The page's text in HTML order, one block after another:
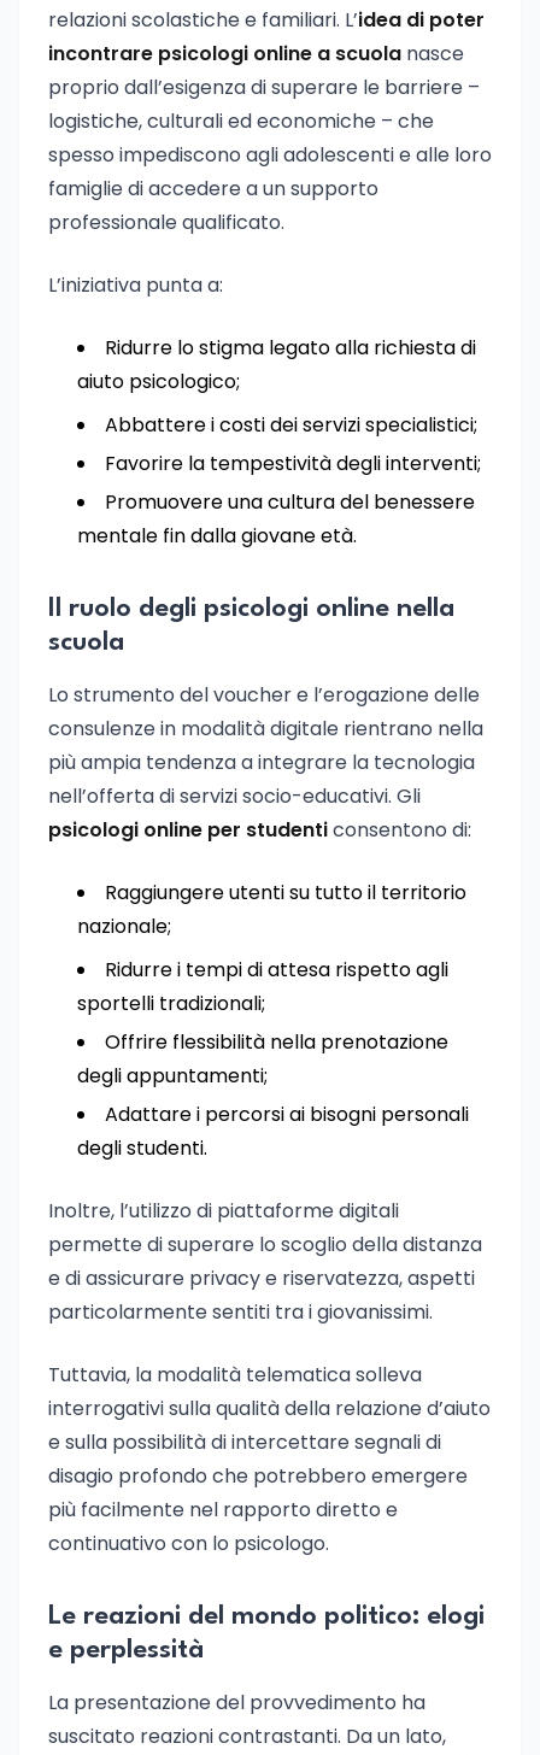
relazioni scolastiche e familiari. L’idea di poter
incontrare psicologi online a scuola nasce
proprio dall’esigenza di superare le barriere –
logistiche, culturali ed economiche – che
spesso impediscono agli adolescenti e alle loro
famiglie di accedere a un supporto
professionale qualificato.
L’iniziativa punta a:
Ridurre lo stigma legato alla richiesta di
aiuto psicologico;
Abbattere i costi dei servizi specialistici;
Favorire la tempestività degli interventi;
Promuovere una cultura del benessere
mentale fin dalla giovane età.
Il ruolo degli psicologi online nella
scuola
Lo strumento del voucher e l’erogazione delle
consulenze in modalità digitale rientrano nella
più ampia tendenza a integrare la tecnologia
nell’offerta di servizi socio-educativi. Gli
psicologi online per studenticonsentono di:
Raggiungere utenti su tutto il territorio
nazionale;
Ridurre i tempi di attesa rispetto agli
sportelli tradizionali;
Offrire flessibilità nella prenotazione
degli appuntamenti;
Adattare i percorsi ai bisogni personali
degli studenti.
Inoltre, l’utilizzo di piattaforme digitali
permette di superare lo scoglio della distanza
e di assicurare privacy e riservatezza, aspetti
particolarmente sentiti tra i giovanissimi.
Tuttavia, la modalità telematica solleva
interrogativi sulla qualità della relazione d’aiuto
e sulla possibilità di intercettare segnali di
disagio profondo che potrebbero emergere
più facilmente nel rapporto diretto e
continuativo con lo psicologo.
Le reazioni del mondo politico: elogi
e perplessità
La presentazione del provvedimento ha
suscitato reazioni contrastanti. Da un lato,